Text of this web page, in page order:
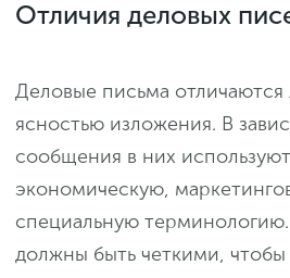
Отличия деловых
Деловые письма
ясностью изложения. В
сообщения в них
экономическую,
специальную
должны быть четкими, чтобы